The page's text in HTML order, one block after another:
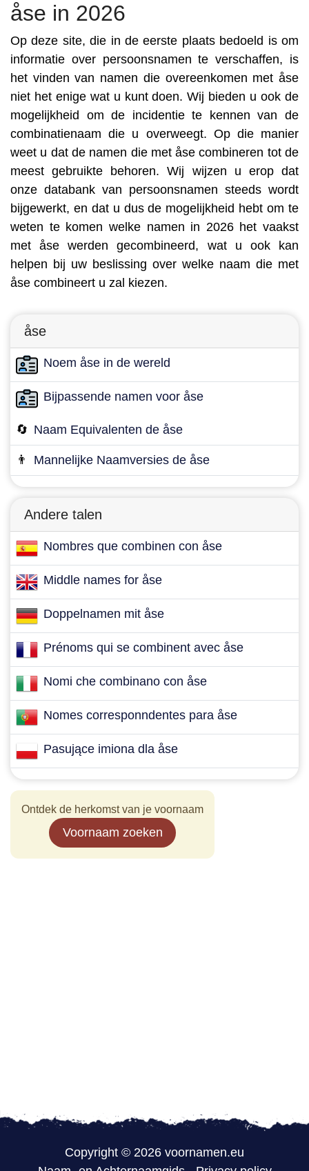
åse in 2026
Op deze site, die in de eerste plaats bedoeld is om
informatie over persoonsnamen te verschaffen, is
het vinden van namen die overeenkomen met åse
niet het enige wat u kunt doen. Wij bieden u ook de
mogelijkheid om de incidentie te kennen van de
combinatienaam die u overweegt. Op die manier
weet u dat de namen die met åse combineren tot de
meest gebruikte behoren. Wij wijzen u erop dat
onze databank van persoonsnamen steeds wordt
bijgewerkt, en dat u dus de mogelijkheid hebt om te
weten te komen welke namen in 2026 het vaakst
met åse werden gecombineerd, wat u ook kan
helpen bij uw beslissing over welke naam die met
åse combineert u zal kiezen.
åse
Noem åse in de wereld
Bijpassende namen voor åse
🔄 Naam Equivalenten de åse
👨 Mannelijke Naamversies de åse
Andere talen
Nombres que combinen con åse
Middle names for åse
Doppelnamen mit åse
Prénoms qui se combinent avec åse
Nomi che combinano con åse
Nomes corresponndentes para åse
Pasujące imiona dla åse
Ontdek de herkomst van je voornaam
Voornaam zoeken
Copyright © 2026 voornamen.eu